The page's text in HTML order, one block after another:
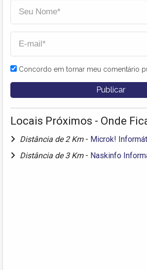
Concordo em tornar meu comentário
Locais Próximos - Onde
Distância de 2 Km - Microk!
Distância de 3 Km - Naskinfo